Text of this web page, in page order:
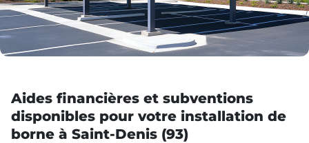
Aides financières et subventions
disponibles pour votre installation de
borne à Saint-Denis (93)